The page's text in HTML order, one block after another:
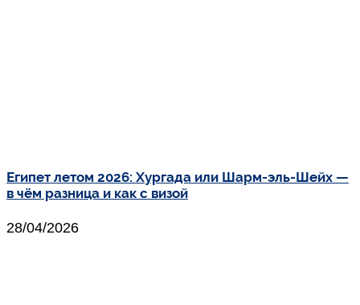
Египет летом 2026: Хургада или Шарм-эль-Шейх —
в чём разница и как с визой
28/04/2026